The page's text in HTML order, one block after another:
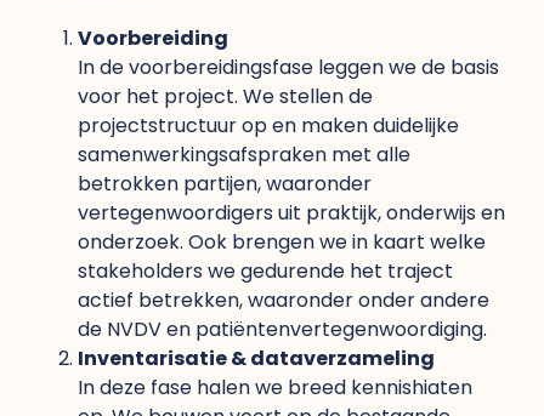
Voorbereiding
In de voorbereidingsfase leggen we de basis
voor het project. We stellen de
projectstructuur op en maken duidelijke
samenwerkingsafspraken met alle
betrokken partijen, waaronder
vertegenwoordigers uit praktijk, onderwijs en
onderzoek. Ook brengen we in kaart welke
stakeholders we gedurende het traject
actief betrekken, waaronder onder andere
de NVDV en patiëntenvertegenwoordiging.
Inventarisatie & dataverzameling
In deze fase halen we breed kennishiaten